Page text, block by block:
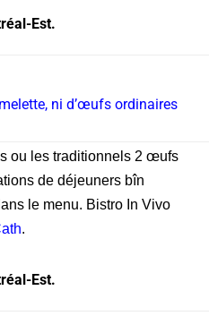
Est.
ni d’œufs ordinaires
ou les traditionnels 2 œufs
de déjeuners bîn
le menu. Bistro In Vivo
.
Est.